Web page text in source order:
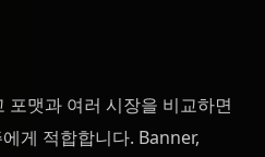
맷과 여러 시장을 비교하면
게 적합합니다. Banner,